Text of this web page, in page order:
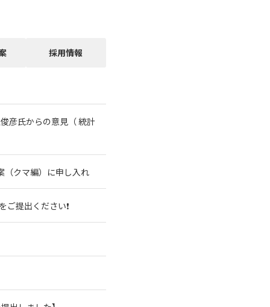
採用情報
彦氏からの意見（ 統計
クマ編）に申し入れ
提出ください❗